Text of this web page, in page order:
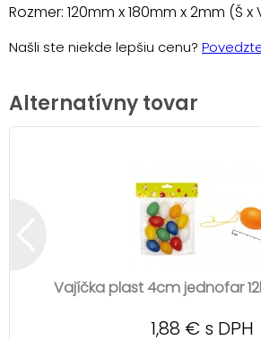
Rozmer: 120mm x 180mm x 2mm (Š x
Našli ste niekde lepšiu cenu?
Alternatívny tovar
Vajíčka plast 4cm jednofar
1,88 € s DPH